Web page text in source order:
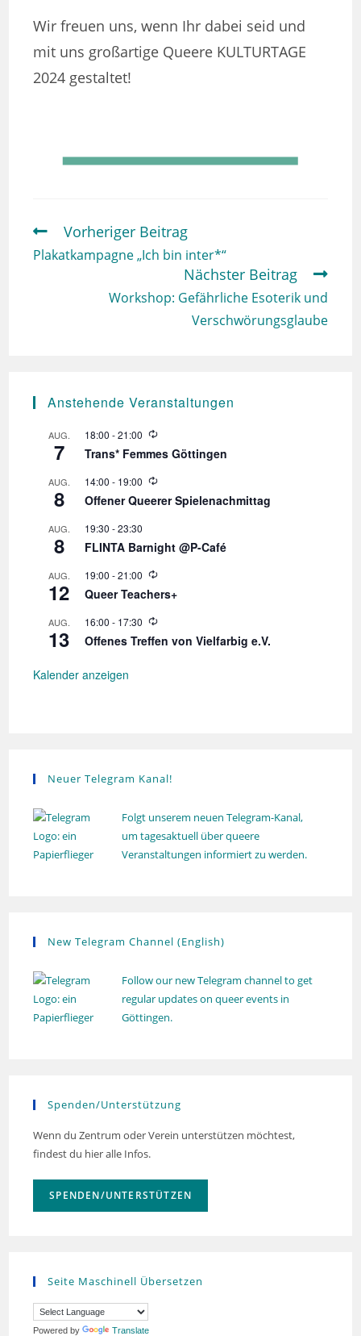
Wir freuen uns, wenn Ihr dabei seid und
mit uns großartige Queere KULTURTAGE
2024 gestaltet!
Weitere
ansehen
Vorheriger Beitrag
Plakatkampagne „Ich bin inter*“
Nächster Beitrag
Workshop: Gefährliche Esoterik und
Verschwörungsglaube
Anstehende Veranstaltungen
AUG.
7
18:00 -21:00
W
e
e
r
u
g
Trans* Femmes Göttingen
AUG.
8
14:00 - 19:00
W
e
r
h
o
u
g
Offener Queerer Spielenachmittag
AUG.
8
19:30 -23:30
FLINTA Barnight @P-Café
AUG.
12
19:00 -21:00
W
e
e
r
Queer Teachers+
AUG.
13
16:00 - 17:30
W
e
Offenes Treffen von Vielfarbig e.V.
Kalender anzeigen
Neuer Telegram Kanal!
Folgt unserem neuen Telegram-Kanal,
um tagesaktuell über queere
Veranstaltungen informiert zu werden.
New Telegram Channel (English)
Follow our new Telegram channel to get
regular updates on queer events in
Göttingen.
Spenden/Unterstützung
Wenn du Zentrum oder Verein unterstützen möchtest,
findest du hier alle Infos.
SPENDEN/UNTERSTÜTZEN
Seite Maschinell Übersetzen
Powered by Translate